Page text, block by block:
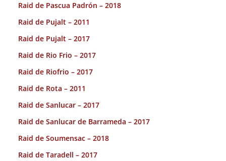
Raid de Pascua Padrón – 2018
Raid de Pujalt – 2011
Raid de Pujalt – 2017
Raid de Rio Frio – 2017
Raid de Riofrio – 2017
Raid de Rota – 2011
Raid de Sanlucar – 2017
Raid de Sanlucar de Barrameda – 2017
Raid de Soumensac – 2018
Raid de Taradell – 2017